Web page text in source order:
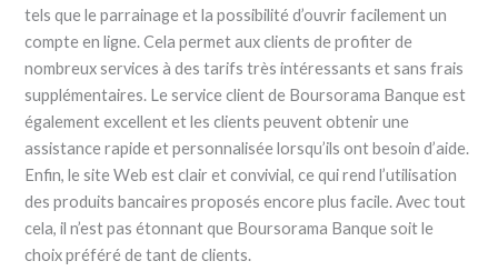
tels que le parrainage et la possibilité d’ouvrir facilement un
compte en ligne. Cela permet aux clients de profiter de
nombreux services à des tarifs très intéressants et sans frais
supplémentaires. Le service client de Boursorama Banque est
également excellent et les clients peuvent obtenir une
assistance rapide et personnalisée lorsqu’ils ont besoin d’aide.
Enfin, le site Web est clair et convivial, ce qui rend l’utilisation
des produits bancaires proposés encore plus facile. Avec tout
cela, il n’est pas étonnant que Boursorama Banque soit le
choix préféré de tant de clients.